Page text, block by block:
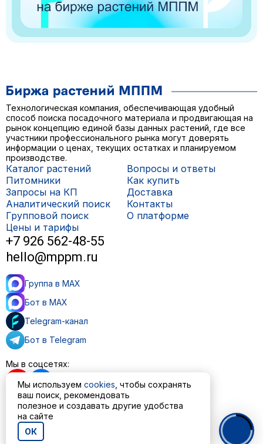
Технологическая компания, обеспечивающая удобный
способ поиска посадочного материала и продвигающая на
рынок концепцию единой базы данных растений, где все
участники профессионального рынка могут доверять
информации о ценах, текущих остатках и планируемом
производстве.
Каталог растений
Питомники
Запросы на КП
Аналитический поиск
Групповой поиск
Цены и тарифы
Вопросы и ответы
Как купить
Доставка
Контакты
О платформе
+7 926 562-48-55
hello@mppm.ru
Группа в MAX
Бот в MAX
Telegram-канал
Бот в Telegram
Мы в соцсетях:
Пользовательское соглашение
Политика обработки персональных данных
© ООО «МППМ» 2023—2026
Мы используем cookies , чтобы сохранять
ваш поиск, рекомендовать
полезное и создавать другие удобства
на сайте
ОК